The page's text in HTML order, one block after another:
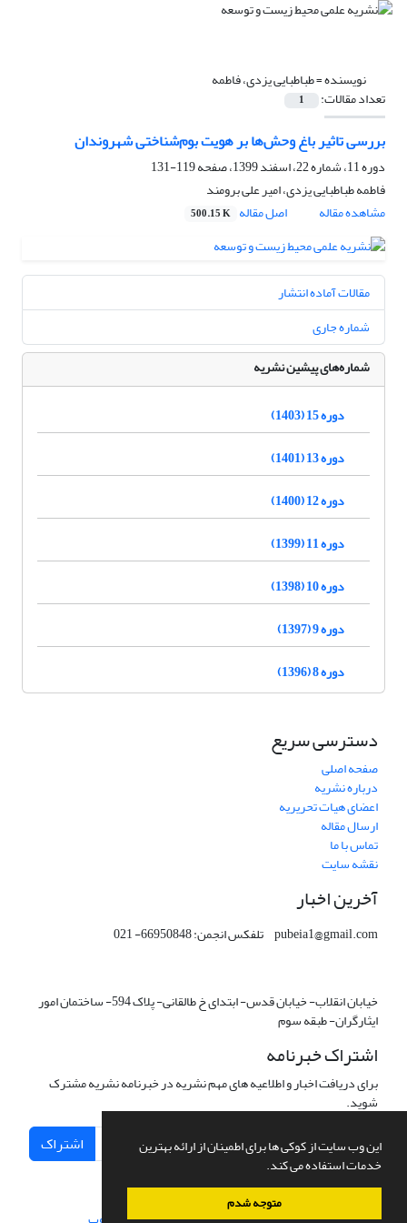
این وب سایت از کوکی ها برای اطمینان از ارائه بهترین
خدمات استفاده می کند.
متوجه شدم
نویسنده =طباطبایی یزدی، فاطمه
تعداد مقالات: 1
بررسی تاثیر باغ‌ وحش‌ها‌‌ بر هویت بوم‌شناختی شهروندان
دوره 11، شماره 22، اسفند 1399، صفحه
119-131
فاطمه طباطبایی یزدی، امیر علی برومند
مشاهده مقاله
اصل مقاله 500.15 K
مقالات آماده انتشار
شماره جاری
شماره‌های پیشین نشریه
دوره 15 (1403)
دوره 13 (1401)
دوره 12 (1400)
دوره 11 (1399)
دوره 10 (1398)
دوره 9 (1397)
دوره 8 (1396)
دسترسی سریع
صفحه اصلی
درباره نشریه
اعضای هیات تحریریه
ارسال مقاله
تماس با ما
نقشه سایت
آخرین اخبار
pubeia1@gmail.com تلفکس انجمن: 66950848- 021
خیابان انقلاب- خیابان قدس- ابتدای خ طالقانی- پلاک 594- ساختمان امور
ایثارگران- طبقه سوم
اشتراک خبرنامه
برای دریافت اخبار و اطلاعیه های مهم نشریه در خبرنامه نشریه مشترک
شوید.
اشتراک